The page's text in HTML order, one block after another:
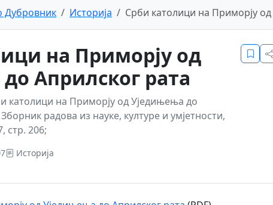
Дубровник Историја Срби католици на Приморју
на Приморју од
Априлског рата
католици на Приморју од Уједињења до
радова из науке, културе и умјетности,
стр. 206;
Историја